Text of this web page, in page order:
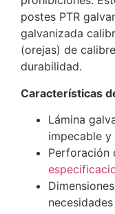
postes PTR
galvanizada
(orejas) de
durabilidad.
Características
Lámina
impecable y
Perforación